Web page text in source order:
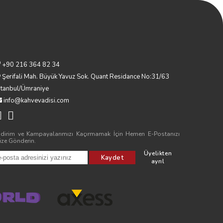
+90 216 364 82 34
Şerifali Mah. Büyük Yavuz Sok. Quant Residance No:31/63
Ümraniye
info@kahvevadisi.com
ve Kampayalarımızı Kaçırmamak İçin Hemen E-Postanızı
Gönderin.
Kaydet
Üyelikten
ayrıl